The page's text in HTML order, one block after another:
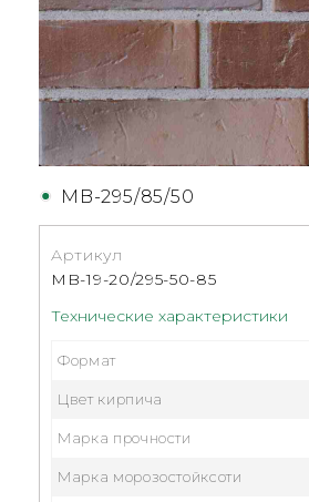
MB-295/85/50
Технические характеристики
Артикул
MB-19-20/295-50-85
Формат
Цвет кирпича
Марка прочности
Марка морозостойксоти